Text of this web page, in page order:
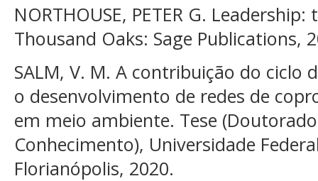
NORTHOUSE, PETER G.
Thousand Oaks: Sage Publications,
SALM, V. M. A contribuição do ciclo
o desenvolvimento de redes de
em meio ambiente. Tese
Conhecimento), Universidade
Florianópolis, 2020.